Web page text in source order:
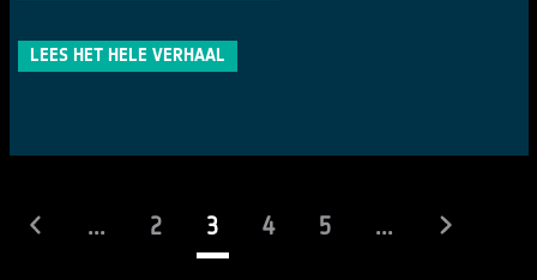
LEES HET HELE VERHAAL
... 2 3(actueel)
4 5 ...